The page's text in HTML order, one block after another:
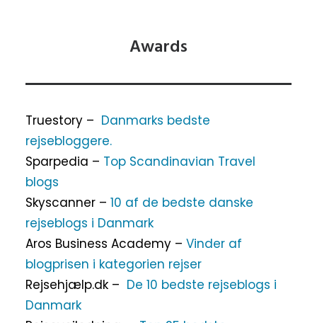
Awards
Truestory – Danmarks bedste
rejsebloggere.
Sparpedia – Top Scandinavian Travel
blogs
Skyscanner – 10 af de bedste danske
rejseblogs i Danmark
Aros Business Academy – Vinder af
blogprisen i kategorien rejser
Rejsehjælp.dk – De 10 bedste rejseblogs i
Danmark